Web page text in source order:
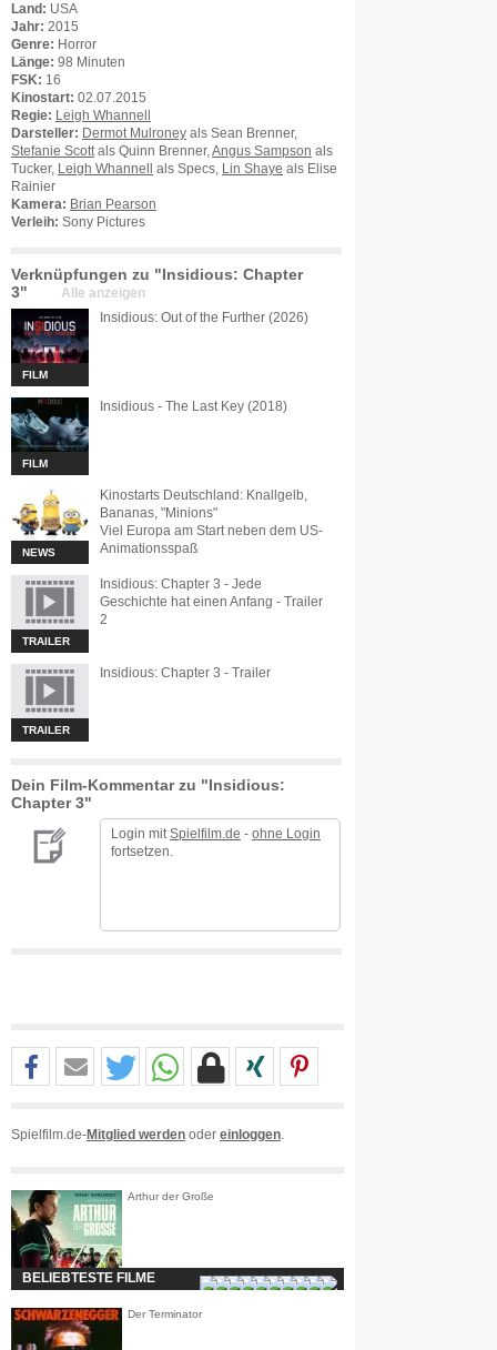
Land: USA
Jahr: 2015
Genre: Horror
Länge: 98 Minuten
FSK: 16
Kinostart: 02.07.2015
Regie:
Leigh Whannell
Darsteller: Dermot Mulroney als Sean Brenner,
Stefanie Scott als Quinn Brenner, Angus Sampson als
Tucker,
Leigh Whannell als Specs, Lin Shaye als Elise
Rainier
Kamera: Brian Pearson
Verleih: Sony Pictures
Verknüpfungen zu "Insidious: Chapter
3"
Alle anzeigen
FILM
Insidious: Out of the Further (2026)
FILM
Insidious - The Last Key (2018)
NEWS
Kinostarts Deutschland: Knallgelb,
Bananas, "Minions"
Viel Europa am Start neben dem US-
Animationsspaß
TRAILER
Insidious: Chapter 3 - Jede
Geschichte hat einen Anfang - Trailer
2
TRAILER
Insidious: Chapter 3 - Trailer
Dein Film-Kommentar zu "Insidious:
Chapter 3"
Login mit Spielfilm.de - ohne Login
fortsetzen.
Spielfilm.de-Mitglied werden oder einloggen
Arthur der Große
BELIEBTESTE FILME
Der Terminator